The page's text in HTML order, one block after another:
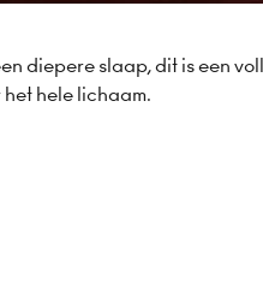
diepere slaap, dit is een
hele lichaam.